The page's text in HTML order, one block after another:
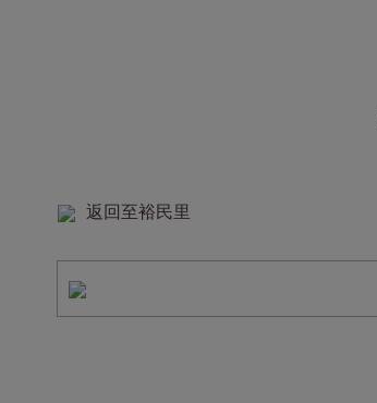
返回至裕民里